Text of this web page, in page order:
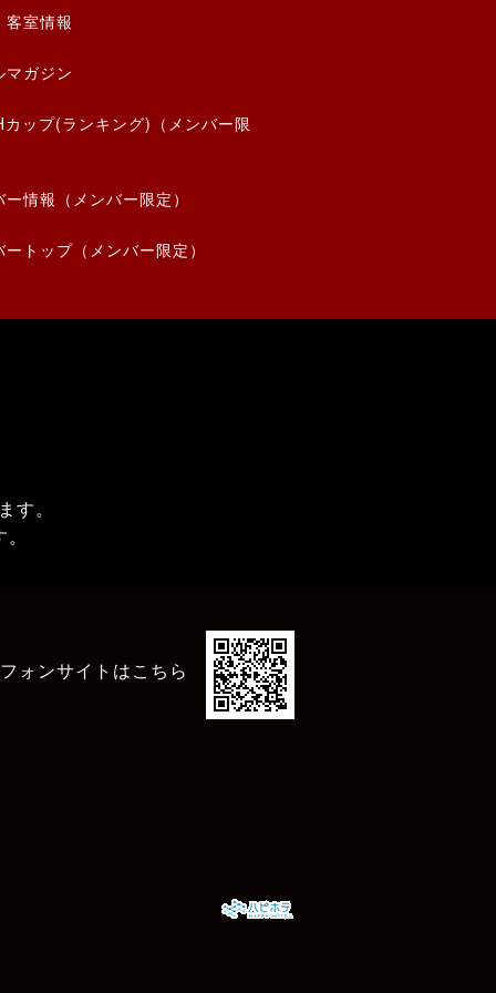
客室情報
マガジン
カップ(ランキング)（メンバー限
ー情報（メンバー限定）
ートップ（メンバー限定）
。
ォンサイトはこちら